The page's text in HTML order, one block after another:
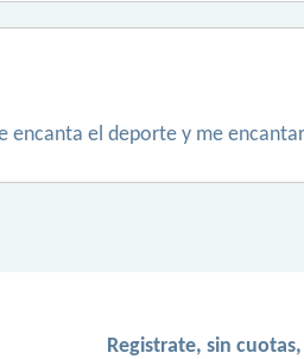
encanta el deporte y me
Registrate, sin